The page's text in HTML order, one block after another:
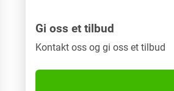
Gi oss et tilbud
Kontakt oss og gi oss et tilbud